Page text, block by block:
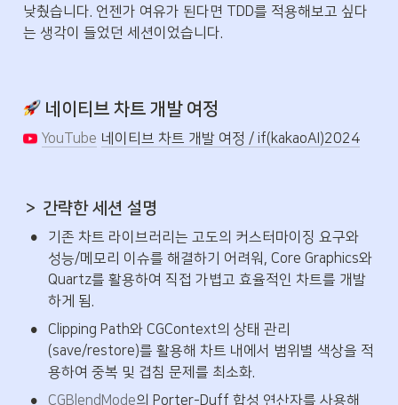
낮췄습니다. 언젠가 여유가 된다면 TDD를 적용해보고 싶다
는 생각이 들었던 세션이었습니다.
네이티브 차트 개발 여정
YouTube 네이티브 차트 개발 여정 / if(kakaoAI)2024
＞ 간략한 세션 설명
•
기존 차트 라이브러리는 고도의 커스터마이징 요구와
성능/메모리 이슈를 해결하기 어려워, Core Graphics와
Quartz를 활용하여 직접 가볍고 효율적인 차트를 개발
하게 됨.
•
Clipping Path와 CGContext의 상태 관리
(save/restore)를 활용해 차트 내에서 범위별 색상을 적
용하여 중복 및 겹침 문제를 최소화.
CGBlendMode의 Porter-Duff 합성 연산자를 사용해